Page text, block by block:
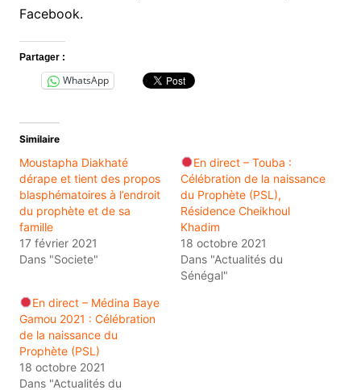
Facebook.
Partager :
WhatsApp
Similaire
Moustapha Diakhaté
dérape et tient des propos
blasphématoires à l’endroit
du prophète et de sa
famille
17 février 2021
Dans "Societe"
En direct – Touba :
Célébration de la naissance
du Prophète (PSL),
Résidence Cheikhoul
Khadim
18 octobre 2021
Dans "Actualités du
Sénégal"
En direct – Médina Baye
Gamou 2021 : Célébration
de la naissance du
Prophète (PSL)
18 octobre 2021
Dans "Actualités du